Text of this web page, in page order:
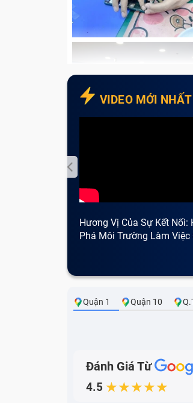
VIDEO MỚI NHẤT
Hương Vị Của Sự Kết Nối:
Phá Môi Trường Làm Việc
Quận 1 Quận 10
Đánh Giá Từ
4.5 ★★★★★